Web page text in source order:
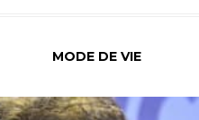
MODE DE VIE